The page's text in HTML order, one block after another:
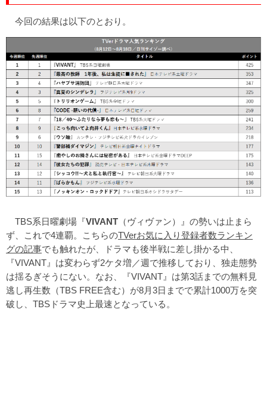
今回の結果は以下のとおり。
TBS系日曜劇場『VIVANT （ヴィヴァン）』の勢いは止まら
ず、これで4連覇。こちらのTVerお気に入り登録者数ランキン
グの記事でも触れたが、ドラマも後半戦に差し掛かる中、
『VIVANT』は変わらず2ケタ増／週で推移しており、独走態勢
は揺るぎそうにない。なお、『VIVANT』は第3話までの無料見
逃し再生数（TBS FREE含む）が8月3日までで累計1000万を突
破し、TBSドラマ史上最速となっている。